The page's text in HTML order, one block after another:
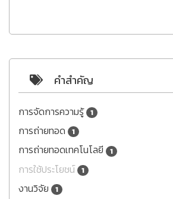
คำสำคัญ
การจัดการความรู้ 1
การถ่ายทอด 1
การถ่ายทอดเทคโนโลยี 1
การใช้ประโยชน์ 1
งานวิจัย 1